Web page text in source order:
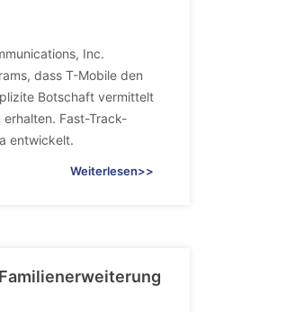
Inc.
dass T-Mobile den
Botschaft vermittelt
Fast-Track-
entwickelt.
Weiterlesen>>